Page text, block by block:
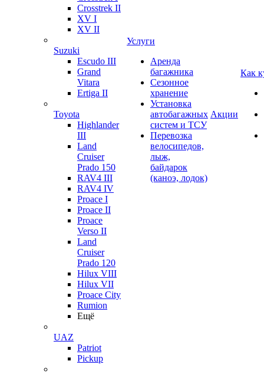
Crosstrek II
XV I
XV II
Suzuki
Escudo III
Grand
Vitara
Ertiga II
Toyota
Highlander
III
Land
Cruiser
Prado 150
RAV4 III
RAV4 IV
Proace I
Proace II
Proace
Verso II
Land
Cruiser
Prado 120
Hilux VIII
Hilux VII
Proace City
Rumion
Ещё
UAZ
Patriot
Pickup
Услуги
Аренда
багажника
Сезонное
хранение
Установка
автобагажных
систем и ТСУ
Перевозка
велосипедов,
лыж,
байдарок
(каноэ, лодок)
Акции
Как